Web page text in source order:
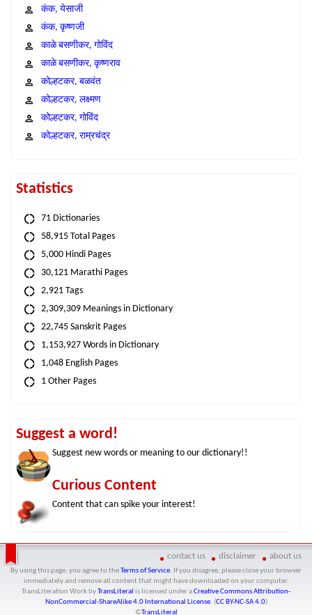
कंक, येसाजी
कंक, कृष्णजी
काळे बसणीकर, गोविंद
काळे बसणीकर, कृष्णराव
कोल्हटकर, बळवंत
कोल्हटकर, लक्ष्मण
कोल्हटकर, गोविंद
कोल्हटकर, राम्रचंद्र
Statistics
71 Dictionaries
58,915 Total Pages
5,000 Hindi Pages
30,121 Marathi Pages
2,921 Tags
2,309,309 Meanings in Dictionary
22,745 Sanskrit Pages
1,153,927 Words in Dictionary
1,048 English Pages
1 Other Pages
Suggest a word!
Suggest new words or meaning to our dictionary!!
Curious Content
Content that can spike your interest!
contact us disclaimer about us
By using this page, you agree to theTerms of Service. If you disagree, please close your browser
immediately and remove all content that might have downloaded on your computer.
TransLiteration Work byTransLiteral is licensed under aCreative Commons Attribution-
NonCommercial-ShareAlike 4.0 International License. (CC BY-NC-SA 4.0)
©TransLiteral